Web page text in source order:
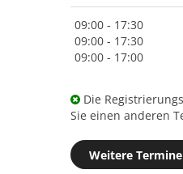
09:00 - 17:30
09:00 - 17:30
09:00 - 17:00
Die
Sie einen anderen
Weitere